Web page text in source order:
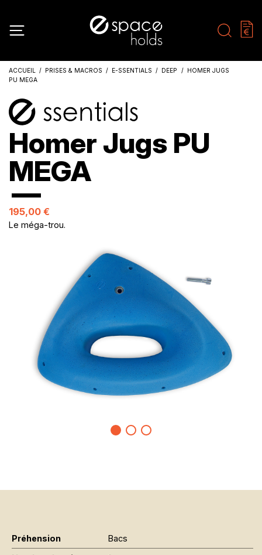
ACCUEIL PRISES & MACROS E-SSENTIALS DEEP
HOMER JUGS
PU MEGA
Homer Jugs PU
MEGA
195,00 €
Le méga-trou.
Préhension
Bacs